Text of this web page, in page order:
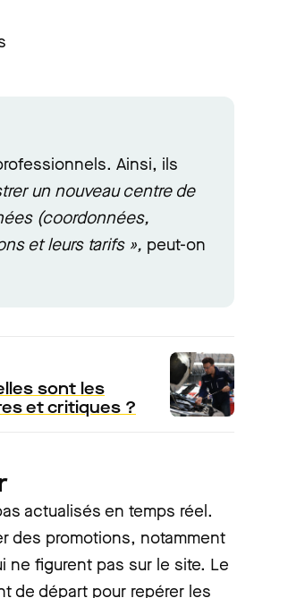
Ainsi, ils
un nouveau centre de
(coordonnées,
et leurs tarifs », peut-on
sont les
et critiques ?
actualisés en temps réel.
des promotions, notamment
ne figurent pas sur le site. Le
de départ pour repérer les